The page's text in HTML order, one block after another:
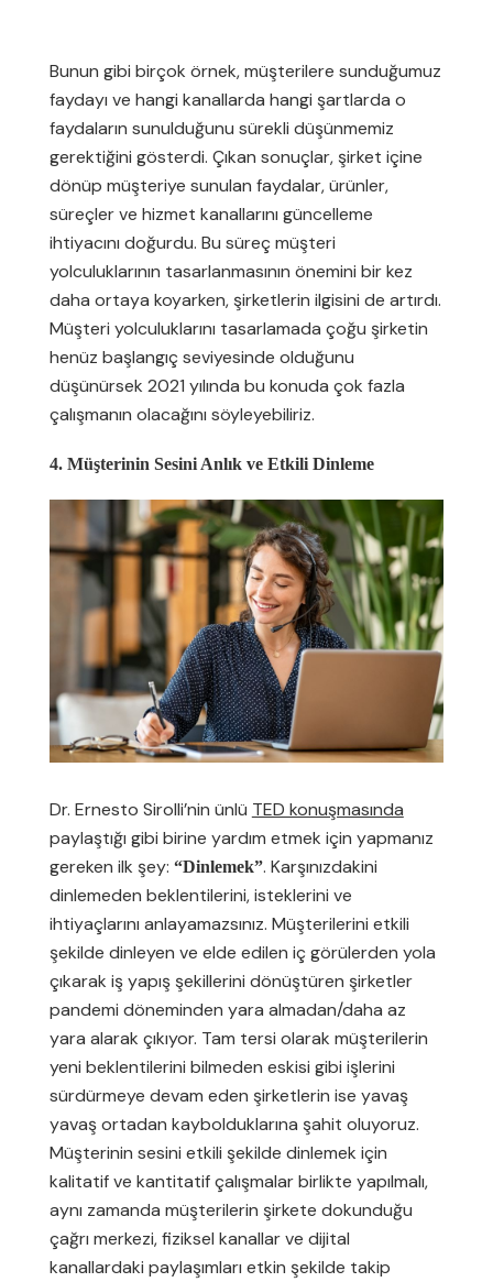
Bunun gibi birçok örnek, müşterilere sunduğumuz
faydayı ve hangi kanallarda hangi şartlarda o
faydaların sunulduğunu sürekli düşünmemiz
gerektiğini gösterdi. Çıkan sonuçlar, şirket içine
dönüp müşteriye sunulan faydalar, ürünler,
süreçler ve hizmet kanallarını güncelleme
ihtiyacını doğurdu. Bu süreç müşteri
yolculuklarının tasarlanmasının önemini bir kez
daha ortaya koyarken, şirketlerin ilgisini de artırdı.
Müşteri yolculuklarını tasarlamada çoğu şirketin
henüz başlangıç seviyesinde olduğunu
düşünürsek 2021 yılında bu konuda çok fazla
çalışmanın olacağını söyleyebiliriz.
4. Müşterinin Sesini Anlık ve Etkili Dinleme
Dr. Ernesto Sirolli’nin ünlü TED konuşmasında
paylaştığı gibi birine yardım etmek için yapmanız
gereken ilk şey: “Dinlemek”. Karşınızdakini
dinlemeden beklentilerini, isteklerini ve
ihtiyaçlarını anlayamazsınız. Müşterilerini etkili
şekilde dinleyen ve elde edilen iç görülerden yola
çıkarak iş yapış şekillerini dönüştüren şirketler
pandemi döneminden yara almadan/daha az
yara alarak çıkıyor. Tam tersi olarak müşterilerin
yeni beklentilerini bilmeden eskisi gibi işlerini
sürdürmeye devam eden şirketlerin ise yavaş
yavaş ortadan kaybolduklarına şahit oluyoruz.
Müşterinin sesini etkili şekilde dinlemek için
kalitatif ve kantitatif çalışmalar birlikte yapılmalı,
aynı zamanda müşterilerin şirkete dokunduğu
çağrı merkezi, fiziksel kanallar ve dijital
kanallardaki paylaşımları etkin şekilde takip